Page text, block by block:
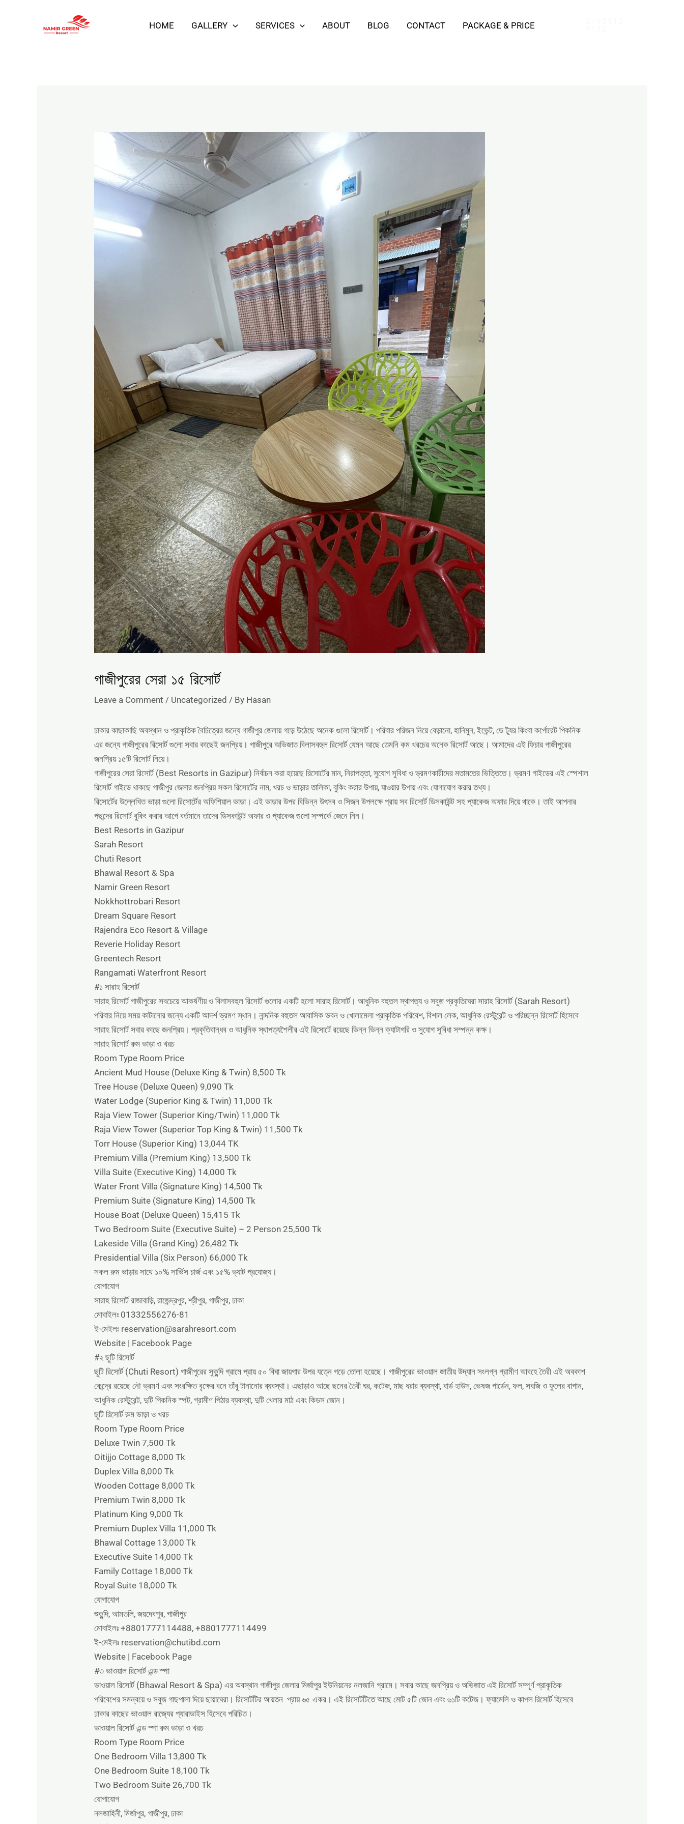
HOME GALLERY SERVICES ABOUT BLOG CONTACT PACKAGE & PRICE
গাজীপুরের সেরা ১৫ রিসোর্ট
Leave a Comment / Uncategorized / By Hasan
ঢাকার কাছাকাছি অবস্থান ও প্রাকৃতিক বৈচিত্রের জন্যে গাজীপুর জেলায় গড়ে উঠেছে অনেক গুলো রিসোর্ট। পরিবার পরিজন নিয়ে বেড়ানো, হানিমুন, ইভেন্ট, ডে ট্যুর কিংবা কর্পোরেট পিকনিক
এর জন্যে গাজীপুরের রিসোর্ট গুলো সবার কাছেই জনপ্রিয়। গাজীপুরে অভিজাত বিলাসবহুল রিসোর্ট যেমন আছে তেমনি কম খরচের অনেক রিসোর্ট আছে। আমাদের এই ফিচার গাজীপুরের
জনপ্রিয় ১৫টি রিসোর্ট নিয়ে।
গাজীপুরের সেরা রিসোর্ট (Best Resorts in Gazipur) নির্বাচন করা হয়েছে রিসোর্টের মান, নিরাপত্তা, সুযোগ সুবিধা ও ভ্রমণকারীদের মতামতের ভিত্তিতে। ভ্রমণ গাইডের এই স্পেশাল
রিসোর্ট গাইডে থাকছে গাজীপুর জেলার জনপ্রিয় সকল রিসোর্টের নাম, খরচ ও ভাড়ার তালিকা, বুকিং করার উপায়, যাওয়ার উপায় এবং যোগাযোগ করার তথ্য।
রিসোর্টের উল্লেখিত ভাড়া গুলো রিসোর্টের অফিশিয়াল ভাড়া। এই ভাড়ার উপর বিভিন্ন উৎসব ও সিজন উপলক্ষে প্রায় সব রিসোর্ট ডিসকাউন্ট সহ প্যাকেজ অফার দিয়ে থাকে। তাই আপনার
পছন্দের রিসোর্ট বুকিং করার আগে বর্তমানে তাদের ডিসকাউন্ট অফার ও প্যাকেজ গুলো সম্পর্কে জেনে নিন।
Best Resorts in Gazipur
Sarah Resort
Chuti Resort
Bhawal Resort & Spa
Namir Green Resort
Nokkhottrobari Resort
Dream Square Resort
Rajendra Eco Resort & Village
Reverie Holiday Resort
Greentech Resort
Rangamati Waterfront Resort
#১ সারাহ রিসোর্ট
সারাহ রিসোর্ট গাজীপুরের সবচেয়ে আকর্ষণীয় ও বিলাসবহুল রিসোর্ট গুলোর একটি হলো সারাহ রিসোর্ট। আধুনিক বহুতল স্থাপত্য ও সবুজ প্রকৃতিঘেরা সারাহ রিসোর্ট (Sarah Resort)
পরিবার নিয়ে সময় কাটানোর জন্যে একটি আদর্শ ভ্রমণ স্থান। নান্দনিক বহুতল আবাসিক ভবন ও খোলামেলা প্রাকৃতিক পরিবেশ, বিশাল লেক, আধুনিক রেস্টুরেন্ট ও পরিচ্ছন্ন রিসোর্ট হিসেবে
সারাহ রিসোর্ট সবার কাছে জনপ্রিয়। প্রকৃতিবান্ধব ও আধুনিক স্থাপত্যশৈলীর এই রিসোর্টে রয়েছে ভিন্ন ভিন্ন ক্যাটাগরি ও সুযোগ সুবিধা সম্পন্ন কক্ষ।
সারাহ রিসোর্ট রুম ভাড়া ও খরচ
Room Type Room Price
Ancient Mud House (Deluxe King & Twin) 8,500 Tk
Tree House (Deluxe Queen) 9,090 Tk
Water Lodge (Superior King & Twin) 11,000 Tk
Raja View Tower (Superior King/Twin) 11,000 Tk
Raja View Tower (Superior Top King & Twin) 11,500 Tk
Torr House (Superior King) 13,044 TK
Premium Villa (Premium King) 13,500 Tk
Villa Suite (Executive King) 14,000 Tk
Water Front Villa (Signature King) 14,500 Tk
Premium Suite (Signature King) 14,500 Tk
House Boat (Deluxe Queen) 15,415 Tk
Two Bedroom Suite (Executive Suite) – 2 Person 25,500 Tk
Lakeside Villa (Grand King) 26,482 Tk
Presidential Villa (Six Person) 66,000 Tk
সকল রুম ভাড়ার সাথে ১০% সার্ভিস চার্জ এবং ১৫% ভ্যাট প্রযোজ্য।
যোগাযোগ
সারাহ রিসোর্ট রাজাবাড়ি, রাজেন্দ্রপুর, শ্রীপুর, গাজীপুর, ঢাকা
মোবাইলঃ 01332556276-81
ই-মেইলঃ reservation@sarahresort.com
Website | Facebook Page
#২ ছুটি রিসোর্ট
ছুটি রিসোর্ট (Chuti Resort) গাজীপুরের সুকুন্দি গ্রামে প্রায় ৫০ বিঘা জায়গার উপর যত্নে গড়ে তোলা হয়েছে। গাজীপুরের ভাওয়াল জাতীয় উদ্যান সংলগ্ন গ্রামীণ আবহে তৈরী এই অবকাশ
কেন্দ্রে রয়েছে নৌ ভ্রমণ এবং সংরক্ষিত বৃক্ষের বনে তাঁবু টানানোর ব্যবস্থা। এছাড়াও আছে ছনের তৈরী ঘর, কটেজ, মাছ ধরার ব্যবস্থা, বার্ড হাউস, ভেষজ গার্ডেন, ফল, সবজি ও ফুলের বাগান,
আধুনিক রেস্টুরেন্ট, দুটি পিকনিক স্পট, গ্রামীণ পিঠার ব্যবস্থা, দুটি খেলার মাঠ এবং কিডস জোন।
ছুটি রিসোর্ট রুম ভাড়া ও খরচ
Room Type Room Price
Deluxe Twin 7,500 Tk
Oitijjo Cottage 8,000 Tk
Duplex Villa 8,000 Tk
Wooden Cottage 8,000 Tk
Premium Twin 8,000 Tk
Platinum King 9,000 Tk
Premium Duplex Villa 11,000 Tk
Bhawal Cottage 13,000 Tk
Executive Suite 14,000 Tk
Family Cottage 18,000 Tk
Royal Suite 18,000 Tk
যোগাযোগ
শুকুন্দি, আমতলি, জয়দেবপুর, গাজীপুর
মোবাইলঃ +8801777114488, +8801777114499
ই-মেইলঃ reservation@chutibd.com
Website | Facebook Page
#৩ ভাওয়াল রিসোর্ট এন্ড স্পা
ভাওয়াল রিসোর্ট (Bhawal Resort & Spa) এর অবস্থান গাজীপুর জেলার মির্জাপুর ইউনিয়নের নলজানি গ্রামে। সবার কাছে জনপ্রিয় ও অভিজাত এই রিসোর্ট সম্পূর্ণ প্রাকৃতিক
পরিবেশের সমন্বয়ে ও সবুজ গাছপালা দিয়ে ছায়াঘেরা। রিসোর্টটির আয়তন প্রায় ৬৫ একর। এই রিসোর্টটিতে আছে মোট ৫টি জোন এবং ৬১টি কটেজ। ফ্যামেলি ও কাপল রিসোর্ট হিসেবে
ঢাকার কাছের ভাওয়াল রাজ্যের প্যারাডাইস হিসেবে পরিচিত।
ভাওয়াল রিসোর্ট এন্ড স্পা রুম ভাড়া ও খরচ
Room Type Room Price
One Bedroom Villa 13,800 Tk
One Bedroom Suite 18,100 Tk
Two Bedroom Suite 26,700 Tk
যোগাযোগ
নলজাহিনী, মির্জাপুর, গাজীপুর, ঢাকা